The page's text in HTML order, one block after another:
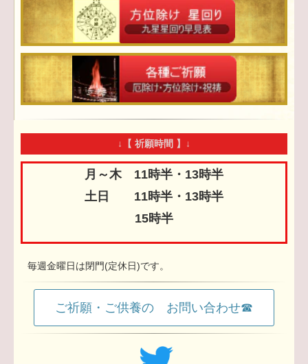
↓【 祈願時間 】↓
月～木 11時半・13時半
土日 11時半・13時半
15時半
毎週金曜日は閉門(定休日)です。
ご祈願・ご供養の お問い合わせ☎